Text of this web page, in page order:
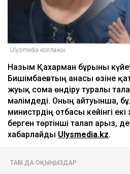
Ulysmedia коллажы
Назым Қахарман бұрынғы
Бишімбаевтың анасы өзіне
жуық сома өндіру туралы
мәлімдеді. Оның айтуынша,
министрдің отбасы кейінгі
берген төртінші талап арыз,
хабарлайды Ulysmedia.kz.
ТАҒЫ ДА ОҚЫҢЫЗДАР